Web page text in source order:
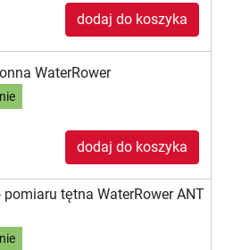
dodaj do koszyka
WaterRower
dodaj do koszyka
tętna WaterRower ANT